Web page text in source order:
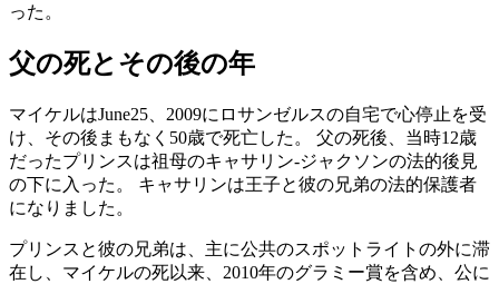
った。
父の死とその後の年
マイケルはJune25、2009にロサンゼルスの自宅で心停止を受
け、その後まもなく50歳で死亡した。 父の死後、当時12歳
だったプリンスは祖母のキャサリン-ジャクソンの法的後見
の下に入った。 キャサリンは王子と彼の兄弟の法的保護者
になりました。
プリンスと彼の兄弟は、主に公共のスポットライトの外に滞
在し、マイケルの死以来、2010年のグラミー賞を含め、公に